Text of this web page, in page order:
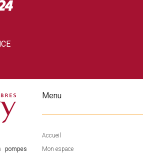
pompes
Menu
Accueil
Mon espace